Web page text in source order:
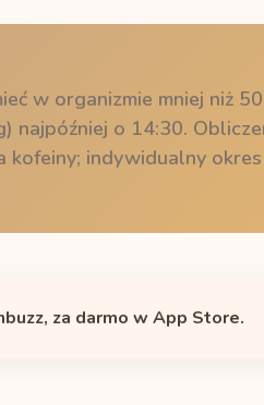
w organizmie mniej niż
najpóźniej o 14:30.
kofeiny; indywidualny
za darmo w App Store.